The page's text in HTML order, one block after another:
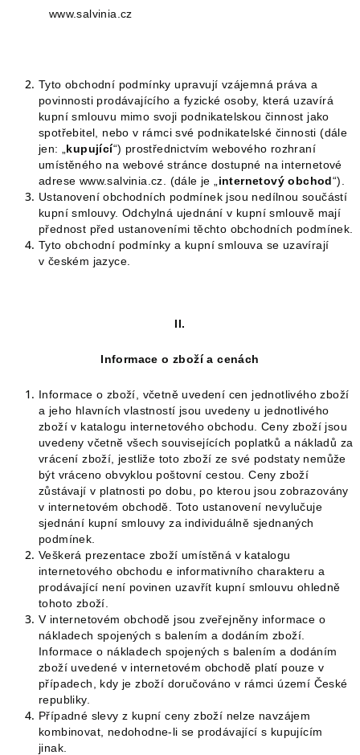
www.salvinia.cz
Tyto obchodní podmínky upravují vzájemná práva a
povinnosti prodávajícího a fyzické osoby, která uzavírá
kupní smlouvu mimo svoji podnikatelskou činnost jako
spotřebitel, nebo v rámci své podnikatelské činnosti (dále
jen: „ kupující“) prostřednictvím webového rozhraní
umístěného na webové stránce dostupné na internetové
adrese www.salvinia.cz. (dále je „ internetový obchod“).
Ustanovení obchodních podmínek jsou nedílnou součástí
kupní smlouvy. Odchylná ujednání v kupní smlouvě mají
přednost před ustanoveními těchto obchodních podmínek.
Tyto obchodní podmínky a kupní smlouva se uzavírají
v českém jazyce.
II.
Informace o zboží a cenách
Informace o zboží, včetně uvedení cen jednotlivého zboží
a jeho hlavních vlastností jsou uvedeny u jednotlivého
zboží v katalogu internetového obchodu. Ceny zboží jsou
uvedeny včetně všech souvisejících poplatků a nákladů za
vrácení zboží, jestliže toto zboží ze své podstaty nemůže
být vráceno obvyklou poštovní cestou. Ceny zboží
zůstávají v platnosti po dobu, po kterou jsou zobrazovány
v internetovém obchodě. Toto ustanovení nevylučuje
sjednání kupní smlouvy za individuálně sjednaných
podmínek.
Veškerá prezentace zboží umístěná v katalogu
internetového obchodu e informativního charakteru a
prodávající není povinen uzavřít kupní smlouvu ohledně
tohoto zboží.
V internetovém obchodě jsou zveřejněny informace o
nákladech spojených s balením a dodáním zboží.
Informace o nákladech spojených s balením a dodáním
zboží uvedené v internetovém obchodě platí pouze v
případech, kdy je zboží doručováno v rámci území České
republiky.
Případné slevy z kupní ceny zboží nelze navzájem
kombinovat, nedohodne-li se prodávající s kupujícím
jinak.